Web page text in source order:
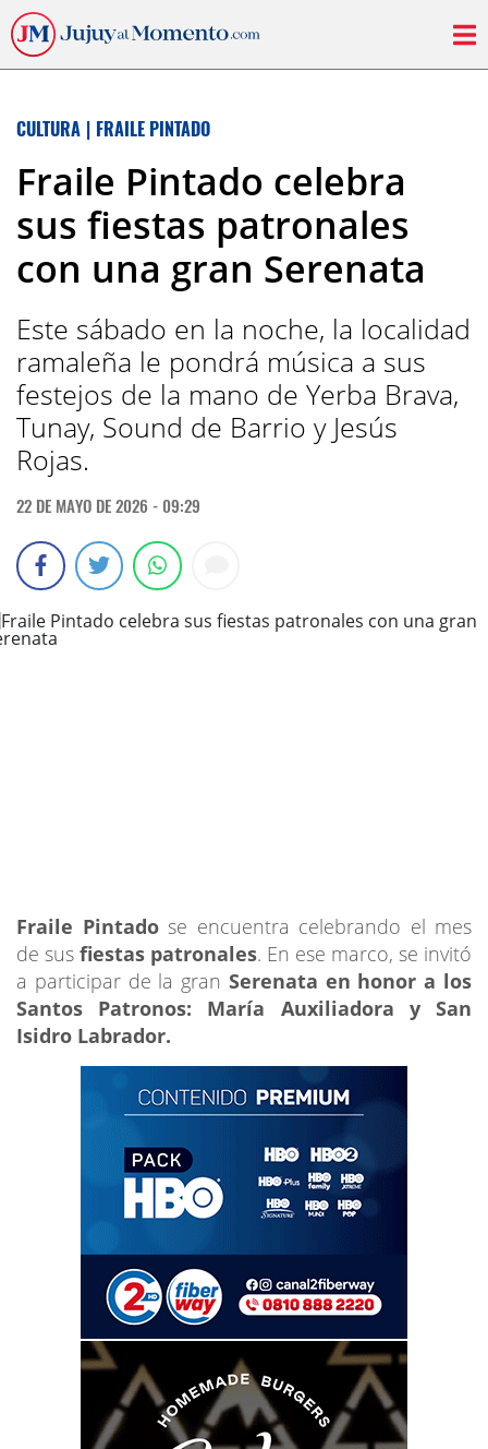
CULTURA | FRAILE PINTADO
Fraile Pintado celebra
sus fiestas patronales
con una gran Serenata
Este sábado en la noche, la localidad
ramaleña le pondrá música a sus
festejos de la mano de Yerba Brava,
Tunay, Sound de Barrio y Jesús
Rojas.
22 DE MAYO DE 2026 - 09:29
Fraile Pintadose encuentra celebrando el mes
de sus fiestas patronales. En ese marco, se invitó
a participar de la gran Serenata en honor a los
Santos Patronos: María Auxiliadora y San
Isidro Labrador.